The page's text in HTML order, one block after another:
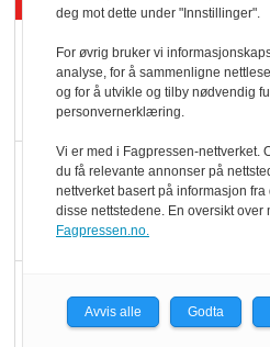
Marit
Blir
deg mot dette under "Innstillinger".
For øvrig bruker vi
analyse, for å sammenligne
og for å utvikle og tilby nødvendig
personvernerklæring.
Vi er med i Fagpressen-nettverket.
du få relevante annonser på
nettverket basert på informasjon
disse nettstedene. En oversikt
Fagpressen.no.
Avvis alle Godta